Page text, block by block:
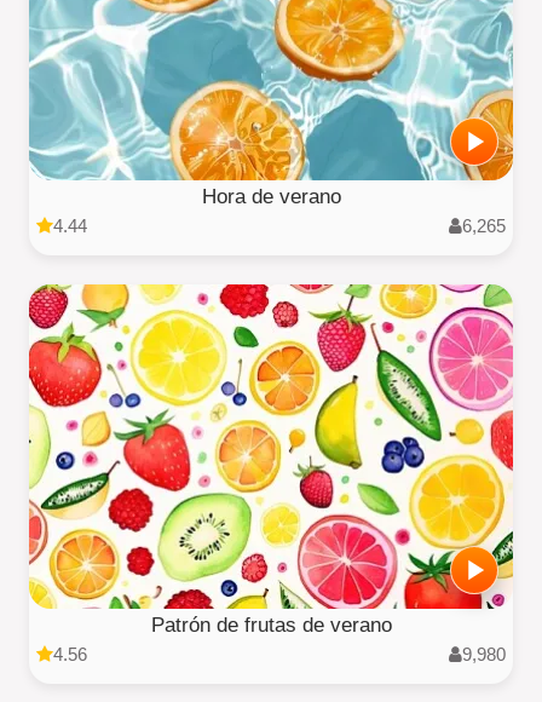
Hora de verano
4.44 6,265
Patrón de frutas de verano
4.56 9,980